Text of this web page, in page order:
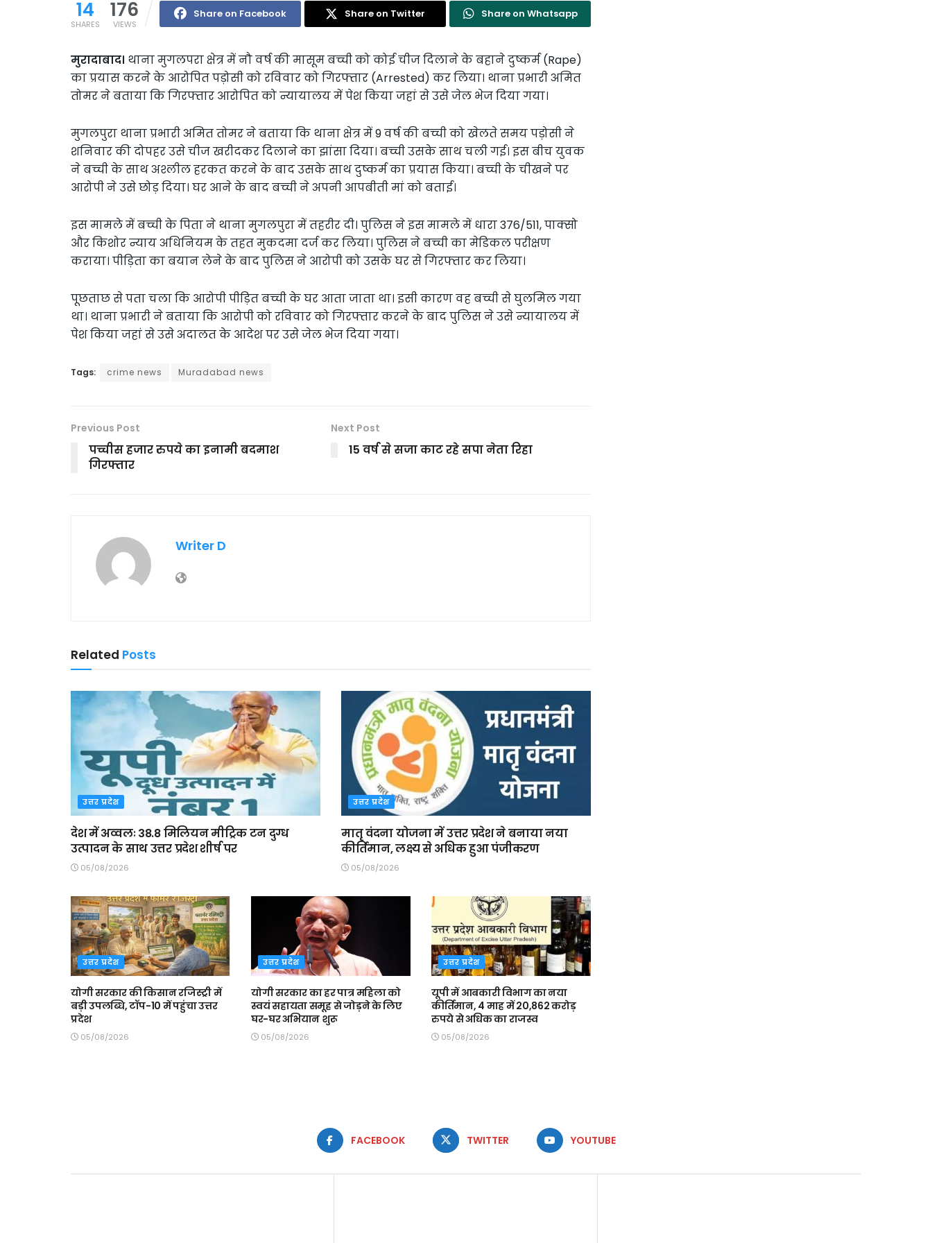
14
SHARES
176
VIEWS
Share on Facebook Share on Twitter Share on Whatsapp
मुरादाबाद। थाना मुगलपरा क्षेत्र में नौ वर्ष की मासूम बच्ची को कोई चीज दिलाने के बहाने दुष्कर्म (Rape)
का प्रयास करने के आरोपित पड़ोसी को रविवार को गिरफ्तार (Arrested) कर लिया। थाना प्रभारी अमित
तोमर ने बताया कि गिरफ्तार आरोपित को न्यायालय में पेश किया जहां से उसे जेल भेज दिया गया।
मुगलपुरा थाना प्रभारी अमित तोमर ने बताया कि थाना क्षेत्र में 9 वर्ष की बच्ची को खेलते समय पड़ोसी ने
शनिवार की दोपहर उसे चीज खरीदकर दिलाने का झांसा दिया। बच्ची उसके साथ चली गई। इस बीच युवक
ने बच्ची के साथ अश्लील हरकत करने के बाद उसके साथ दुष्कर्म का प्रयास किया। बच्ची के चीखने पर
आरोपी ने उसे छोड़ दिया। घर आने के बाद बच्ची ने अपनी आपबीती मां को बताई।
इस मामले में बच्ची के पिता ने थाना मुगलपुरा में तहरीर दी। पुलिस ने इस मामले में धारा 376/511, पाक्सो
और किशोर न्याय अधिनियम के तहत मुकदमा दर्ज कर लिया। पुलिस ने बच्ची का मेडिकल परीक्षण
कराया। पीड़िता का बयान लेने के बाद पुलिस ने आरोपी को उसके घर से गिरफ्तार कर लिया।
पूछताछ से पता चला कि आरोपी पीड़ित बच्ची के घर आता जाता था। इसी कारण वह बच्ची से घुलमिल गया
था। थाना प्रभारी ने बताया कि आरोपी को रविवार को गिरफ्तार करने के बाद पुलिस ने उसे न्यायालय में
पेश किया जहां से उसे अदालत के आदेश पर उसे जेल भेज दिया गया।
Tags: crime news Muradabad news
Previous Post
पच्चीस हजार रुपये का इनामी बदमाश
गिरफ्तार
Next Post
15 वर्ष से सजा काट रहे सपा नेता रिहा
Writer D
Related Posts
उत्तर प्रदेश
देश में अव्वलः 38.8 मिलियन मीट्रिक टन दुग्ध
उत्पादन के साथ उत्तर प्रदेश शीर्ष पर
05/08/2026
उत्तर प्रदेश
मातृ वंदना योजना में उत्तर प्रदेश ने बनाया नया
कीर्तिमान, लक्ष्य से अधिक हुआ पंजीकरण
05/08/2026
उत्तर प्रदेश
योगी सरकार की किसान रजिस्ट्री में
बड़ी उपलब्धि, टॉप-10 में पहुंचा उत्तर
प्रदेश
05/08/2026
उत्तर प्रदेश
योगी सरकार का हर पात्र महिला को
स्वयं सहायता समूह से जोड़ने के लिए
घर-घर अभियान शुरू
05/08/2026
उत्तर प्रदेश
यूपी में आबकारी विभाग का नया
कीर्तिमान, 4 माह में 20,862 करोड़
रुपये से अधिक का राजस्व
05/08/2026
FACEBOOK TWITTER YOUTUBE